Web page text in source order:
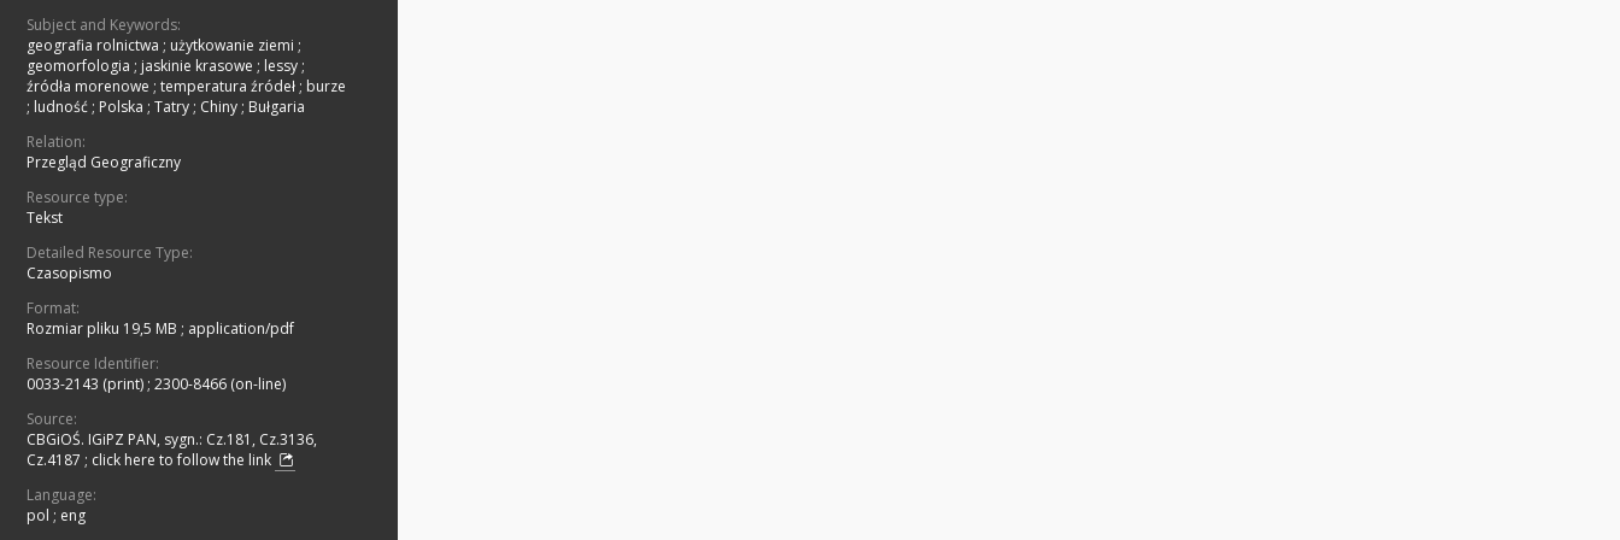
Subject and Keywords:
geografia rolnictwa ; użytkowanie ziemi ;
geomorfologia ; jaskinie krasowe ; lessy ;
źródła morenowe ; temperatura źródeł ; burze
; ludność ; Polska ; Tatry ; Chiny ; Bułgaria
Relation:
Przegląd Geograficzny
Resource type:
Tekst
Detailed Resource Type:
Czasopismo
Format:
Rozmiar pliku 19,5 MB ; application/pdf
Resource Identifier:
0033-2143 (print) ; 2300-8466 (on-line)
Source:
CBGiOŚ. IGiPZ PAN, sygn.: Cz.181, Cz.3136,
Cz.4187 ; click here to follow the link
Language:
pol ; eng